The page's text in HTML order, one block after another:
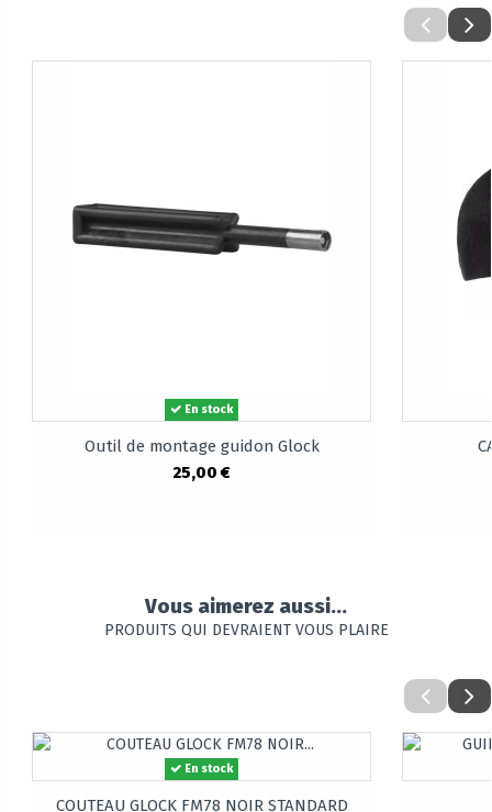
En stock
Outil de montage guidon Glock
25,00 €
Vous aimerez aussi...
PRODUITS QUI DEVRAIENT VOUS PLAIRE
En stock
COUTEAU GLOCK FM78 NOIR STANDARD